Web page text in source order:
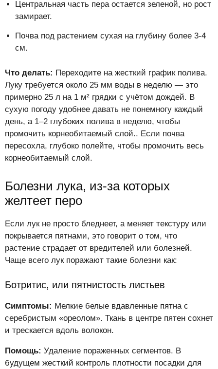
Центральная часть пера остается зеленой, но рост
замирает.
Почва под растением сухая на глубину более 3-4
см.
Что делать: Переходите на жесткий график полива.
Луку требуется около 25 мм воды в неделю — это
примерно 25 л на 1 м² грядки с учётом дождей. В
сухую погоду удобнее давать не понемногу каждый
день, а 1–2 глубоких полива в неделю, чтобы
промочить корнеобитаемый слой.. Если почва
пересохла, глубоко полейте, чтобы промочить весь
корнеобитаемый слой.
Болезни лука, из-за которых
желтеет перо
Если лук не просто бледнеет, а меняет текстуру или
покрывается пятнами, это говорит о том, что
растение страдает от вредителей или болезней.
Чаще всего лук поражают такие болезни как:
Ботритис, или пятнистость листьев
Симптомы: Мелкие белые вдавленные пятна с
серебристым «ореолом». Ткань в центре пятен сохнет
и трескается вдоль волокон.
Помощь: Удаление пораженных сегментов. В
будущем жесткий контроль плотности посадки для